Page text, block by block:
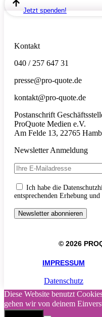
Jetzt spenden!
Kontakt
040 / 257 647 31
presse@pro-quote.de
kontakt@pro-quote.de
Postanschrift
ProQuote Medien e.V.
Am Felde 13, 22765
Newsletter Anmeldung
Ich habe die
entsprechenden Erhebung
© 2026
IMPRESSUM
Datenschutz
Diese Website benutzt
gehen wir von deinem